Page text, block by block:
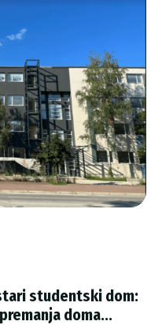
studentski dom:
doma...